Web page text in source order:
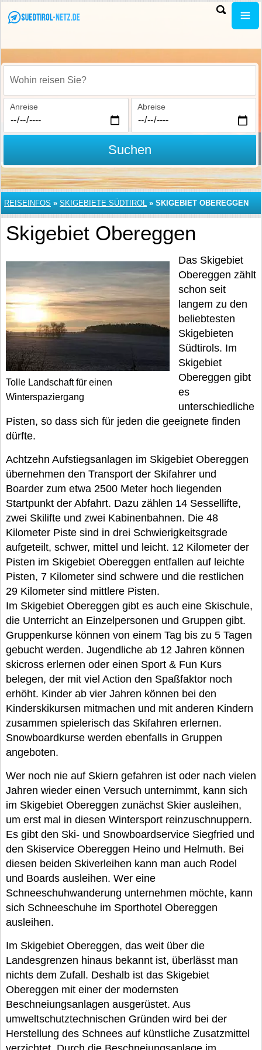
Wohin reisen Sie?
Anreise Abreise
Suchen
REISEINFOS » SKIGEBIETE SÜDTIROL » SKIGEBIET OBEREGGEN
Skigebiet Obereggen
Tolle Landschaft für einen
Winterspaziergang
Das Skigebiet
Obereggen zählt
schon seit
langem zu den
beliebtesten
Skigebieten
Südtirols. Im
Skigebiet
Obereggen gibt
es
unterschiedliche
Pisten, so dass sich für jeden die geeignete finden
dürfte.
Achtzehn Aufstiegsanlagen im Skigebiet Obereggen
übernehmen den Transport der Skifahrer und
Boarder zum etwa 2500 Meter hoch liegenden
Startpunkt der Abfahrt. Dazu zählen 14 Sessellifte,
zwei Skilifte und zwei Kabinenbahnen. Die 48
Kilometer Piste sind in drei Schwierigkeitsgrade
aufgeteilt, schwer, mittel und leicht. 12 Kilometer der
Pisten im Skigebiet Obereggen entfallen auf leichte
Pisten, 7 Kilometer sind schwere und die restlichen
29 Kilometer sind mittlere Pisten.
Im Skigebiet Obereggen gibt es auch eine Skischule,
die Unterricht an Einzelpersonen und Gruppen gibt.
Gruppenkurse können von einem Tag bis zu 5 Tagen
gebucht werden. Jugendliche ab 12 Jahren können
skicross erlernen oder einen Sport & Fun Kurs
belegen, der mit viel Action den Spaßfaktor noch
erhöht. Kinder ab vier Jahren können bei den
Kinderskikursen mitmachen und mit anderen Kindern
zusammen spielerisch das Skifahren erlernen.
Snowboardkurse werden ebenfalls in Gruppen
angeboten.
Wer noch nie auf Skiern gefahren ist oder nach vielen
Jahren wieder einen Versuch unternimmt, kann sich
im Skigebiet Obereggen zunächst Skier ausleihen,
um erst mal in diesen Wintersport reinzuschnuppern.
Es gibt den Ski- und Snowboardservice Siegfried und
den Skiservice Obereggen Heino und Helmuth. Bei
diesen beiden Skiverleihen kann man auch Rodel
und Boards ausleihen. Wer eine
Schneeschuhwanderung unternehmen möchte, kann
sich Schneeschuhe im Sporthotel Obereggen
ausleihen.
Im Skigebiet Obereggen, das weit über die
Landesgrenzen hinaus bekannt ist, überlässt man
nichts dem Zufall. Deshalb ist das Skigebiet
Obereggen mit einer der modernsten
Beschneiungsanlagen ausgerüstet. Aus
umweltschutztechnischen Gründen wird bei der
Herstellung des Schnees auf künstliche Zusatzmittel